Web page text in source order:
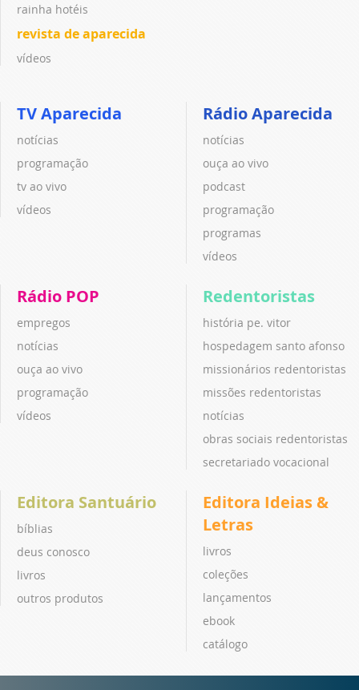
rainha hotéis
revista de aparecida
vídeos
TV Aparecida
notícias
programação
tv ao vivo
vídeos
Rádio Aparecida
notícias
ouça ao vivo
podcast
programação
programas
vídeos
Rádio POP
empregos
notícias
ouça ao vivo
programação
vídeos
Redentoristas
história pe. vitor
hospedagem santo afonso
missionários redentoristas
missões redentoristas
notícias
obras sociais redentoristas
secretariado vocacional
Editora Santuário
bíblias
deus conosco
livros
outros produtos
Editora Ideias &
Letras
livros
coleções
lançamentos
ebook
catálogo